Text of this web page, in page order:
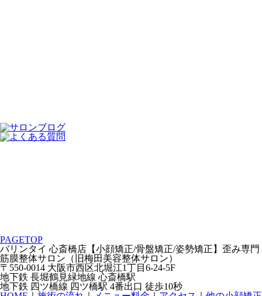
PAGETOP
バリンタイ 心斎橋店【小顔矯正/骨盤矯正/姿勢矯正】歪み専門
筋膜整体サロン（旧梅田美容整体サロン）
〒550-0014 大阪市西区北堀江1丁目6-24-5F
地下鉄 長堀鶴見緑地線 心斎橋駅
地下鉄 四ツ橋線 四ツ橋駅 4番出口 徒歩10秒